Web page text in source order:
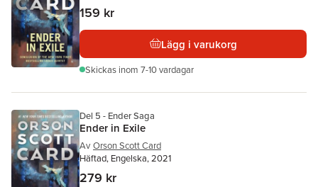
159 kr
Lägg i varukorg
Skickas inom 7-10 vardagar
Del 5 - Ender Saga
Ender in Exile
Av Orson Scott Card
Häftad, Engelska, 2021
279 kr